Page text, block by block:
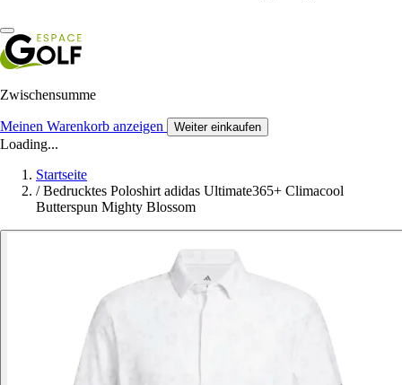
Zwischensumme
Meinen Warenkorb anzeigen Weiter einkaufen
Loading...
Startseite
/ Bedrucktes Poloshirt adidas Ultimate365+ Climacool
Butterspun Mighty Blossom